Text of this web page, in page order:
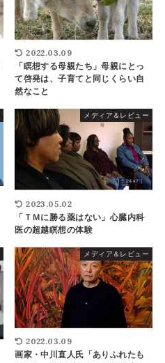
2022.03.09
「瞑想する母親たち」母親にとっ
て啓発は、子育てと同じくらい自
然なこと
メディア＆レビュー
2023.05.02
「ＴＭに勝る薬はない」心臓内科
医の超越瞑想の体験
メディア＆レビュー
2022.03.09
画家・中川直人氏「ありふれたも